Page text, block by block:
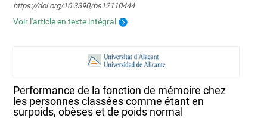
https://doi.org/10.3390/bs12110444
Voir l'article en texte intégral
Performance de la fonction de mémoire chez
les personnes classées comme étant en
surpoids, obèses et de poids normal